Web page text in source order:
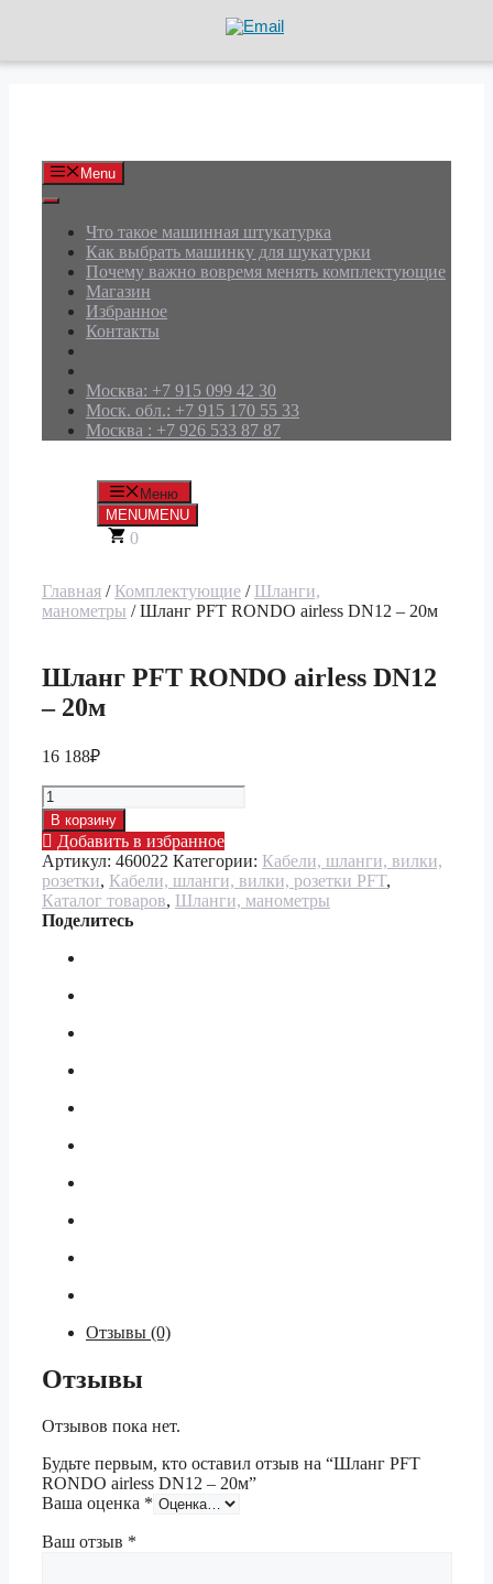
Menu
Что такое машинная штукатурка
Как выбрать машинку для шукатурки
Почему важно вовремя менять комплектующие
Магазин
Избранное
Контакты
Москва: +7 915 099 42 30
Моск. обл.: +7 915 170 55 33
Москва : +7 926 533 87 87
Меню
MENUMENU
0
Главная / Комплектующие / Шланги,
манометры / Шланг PFT RONDO airless DN12 – 20м
Шланг PFT RONDO airless DN12
– 20м
16 188₽
Количество
товара
Шланг
PFT
RONDO
airless
DN12
20м
В корзину
Добавить в избранное
Артикул: 460022 Категории: Кабели, шланги, вилки,
розетки, Кабели, шланги, вилки, розетки PFT,
Каталог товаров, Шланги, манометры
Поделитесь
Отзывы (0)
Отзывы
Отзывов пока нет.
Будьте первым, кто оставил отзыв на “Шланг PFT
RONDO airless DN12 – 20м”
Ваша оценка *
Ваш отзыв *